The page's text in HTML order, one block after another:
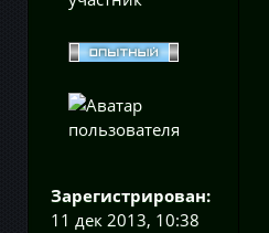
Зарегистрирован:
11 дек 2013, 10:38